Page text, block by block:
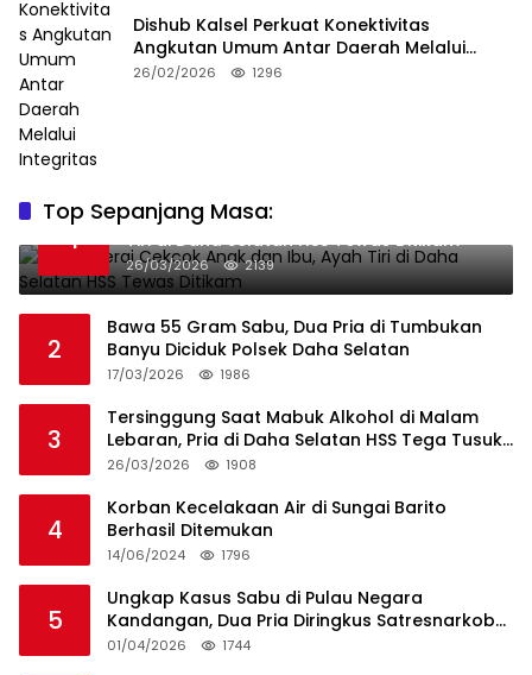
Dishub Kalsel Perkuat Konektivitas
Angkutan Umum Antar Daerah Melalui
Integritas
26/02/2026 1296
Top Sepanjang Masa:
1
Niat Melerai Cekcok Anak dan Ibu, Ayah
Tiri di Daha Selatan HSS Tewas Ditikam
26/03/2026 2139
2
Bawa 55 Gram Sabu, Dua Pria di Tumbukan
Banyu Diciduk Polsek Daha Selatan
17/03/2026 1986
3
Tersinggung Saat Mabuk Alkohol di Malam
Lebaran, Pria di Daha Selatan HSS Tega Tusuk
Teman Sendiri
26/03/2026 1908
4
Korban Kecelakaan Air di Sungai Barito
Berhasil Ditemukan
14/06/2024 1796
5
Ungkap Kasus Sabu di Pulau Negara
Kandangan, Dua Pria Diringkus Satresnarkoba
HSS
01/04/2026 1744